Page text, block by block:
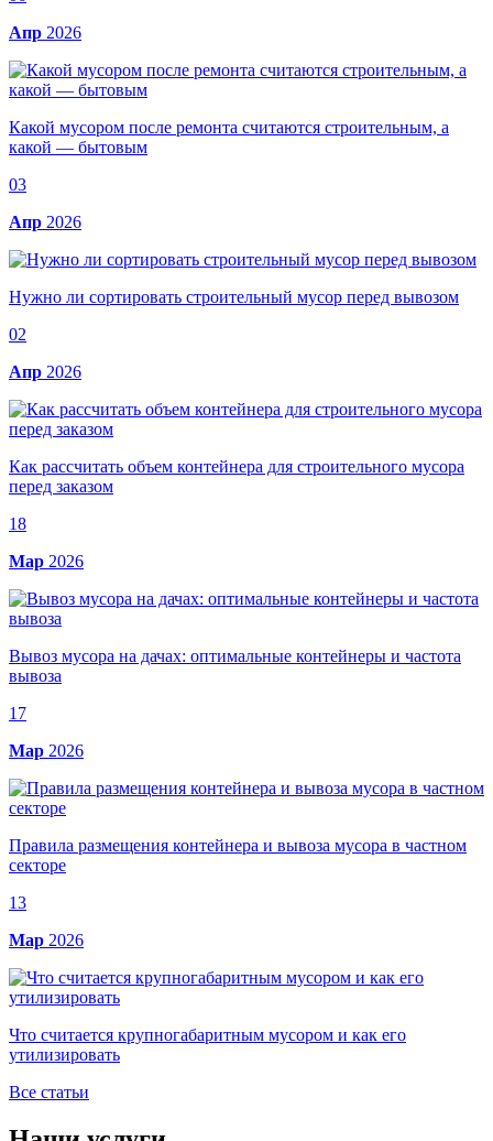
Апр 2026
Какой мусором после ремонта считаются строительным, а
какой — бытовым
03
Апр 2026
Нужно ли сортировать строительный мусор перед вывозом
02
Апр 2026
Как рассчитать объем контейнера для строительного мусора
перед заказом
18
Мар 2026
Вывоз мусора на дачах: оптимальные контейнеры и частота
вывоза
17
Мар 2026
Правила размещения контейнера и вывоза мусора в частном
секторе
13
Мар 2026
Что считается крупногабаритным мусором и как его
утилизировать
Все статьи